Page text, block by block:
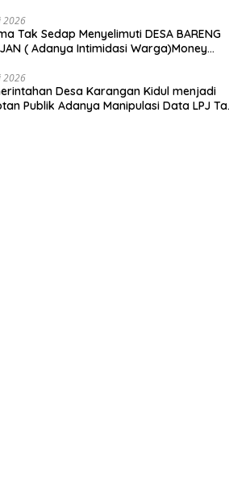
2026
Tak Sedap Menyelimuti DESA BARENG
( Adanya Intimidasi Warga)Money
2026
Desa Karangan Kidul menjadi
Publik Adanya Manipulasi Data LPJ Ta